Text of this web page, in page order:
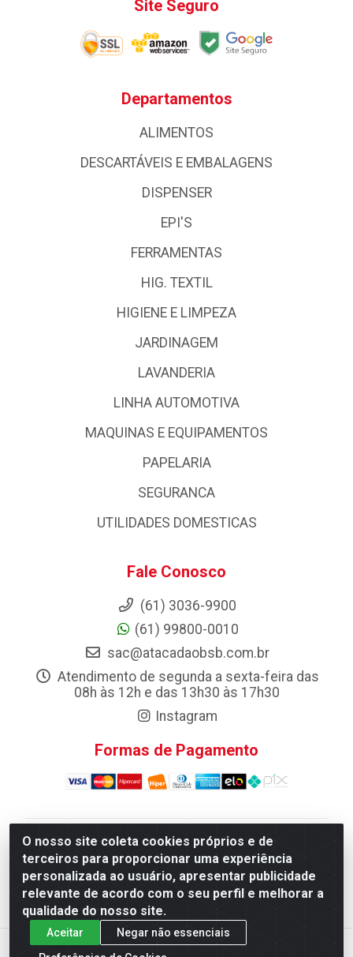
O nosso site coleta cookies próprios e de
terceiros para proporcionar uma experiência
personalizada ao usuário, apresentar publicidade
relevante de acordo com o seu perfil e melhorar a
qualidade do nosso site.
Aceitar
Negar não essenciais
Site Seguro
Departamentos
ALIMENTOS
DESCARTÁVEIS E EMBALAGENS
DISPENSER
EPI'S
FERRAMENTAS
HIG. TEXTIL
HIGIENE E LIMPEZA
JARDINAGEM
LAVANDERIA
LINHA AUTOMOTIVA
MAQUINAS E EQUIPAMENTOS
PAPELARIA
SEGURANCA
UTILIDADES DOMESTICAS
Fale Conosco
(61) 3036-9900
(61) 99800-0010
sac@atacadaobsb.com.br
Atendimento de segunda a sexta-feira das
08h às 12h e das 13h30 às 17h30
Instagram
Formas de Pagamento
Atacadao da Limpeza F. Pereira Queiroz Comercio e
Distribuicao LTDA - Quadra Qi 10 Lotes 39 e, 41 - Setor
Industrial (Taguatinga), Brasília/DF - CEP 72.135-100 -
CNPJ 13.184.675/0001-80